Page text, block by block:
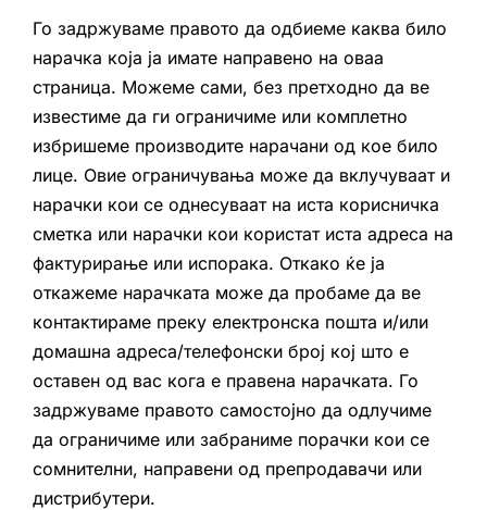
Го задржуваме правото да одбиеме каква било
нарачка која ја имате направено на оваа
страница. Можеме сами, без претходно да ве
известиме да ги ограничиме или комплетно
избришеме производите нарачани од кое било
лице. Овие ограничувања може да вклучуваат и
нарачки кои се однесуваат на иста корисничка
сметка или нарачки кои користат иста адреса на
фактурирање или испорака. Откако ќе ја
откажеме нарачката може да пробаме да ве
контактираме преку електронска пошта и/или
домашна адреса/телефонски број кој што е
оставен од вас кога е правена нарачката. Го
задржуваме правото самостојно да одлучиме
да ограничиме или забраниме порачки кои се
сомнителни, направени од препродавачи или
дистрибутери.